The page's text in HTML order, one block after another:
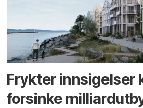
Frykter innsigelser
forsinke